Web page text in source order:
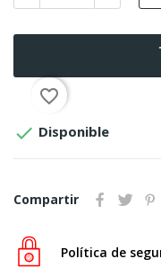
favorite_border
 Disponible
Compartir
Política de